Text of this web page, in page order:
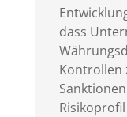
dass
Kontrollen